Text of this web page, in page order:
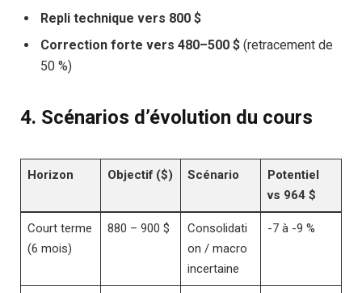
Repli technique vers 800 $
Correction forte vers 480–500 $ (retracement de
50 %)
4. Scénarios d’évolution du cours
Horizon Objectif ($) Scénario
Potentiel
vs 964 $
Court terme
(6 mois)
880 – 900 $
Consolidati
on / macro
incertaine
-7 à -9 %